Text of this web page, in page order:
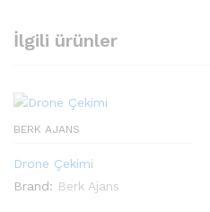
İlgili ürünler
BERK AJANS
Drone Çekimi
Brand: Berk Ajans